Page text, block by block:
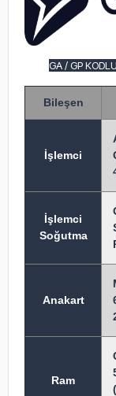
GA / GP
Bileşen
İşlemci
İşlemci
Soğutma
Anakart
Ram